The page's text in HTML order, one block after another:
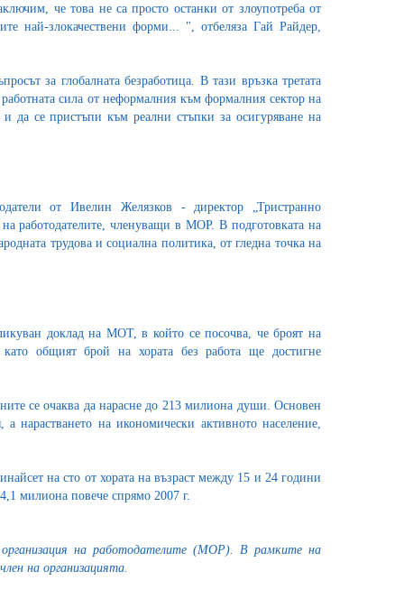
че това не са просто останки от злоупотреба от
най-злокачествени форми... ", отбеляза Гай Райдер,
за глобалната безработица. В тази връзка третата
сила от неформалния към формалния сектор на
да се пристъпи към реални стъпки за осигуряване на
от Ивелин Желязков - директор „Тристранно
работодателите, членуващи в МОР. В подготовката на
трудова и социална политика, от гледна точка на
доклад на МОТ, в който се посочва, че броят на
общият брой на хората без работа ще достигне
се очаква да нарасне до 213 милиона души. Основен
нарастването на икономически активното население,
на сто от хората на възраст между 15 и 24 години
милиона повече спрямо 2007 г.
на работодателите (МОР). В рамките на
на организацията.